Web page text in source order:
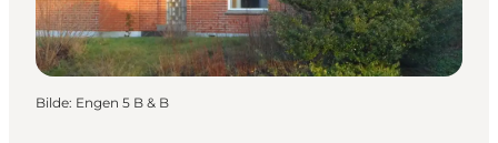
Bilde: Engen 5 B & B